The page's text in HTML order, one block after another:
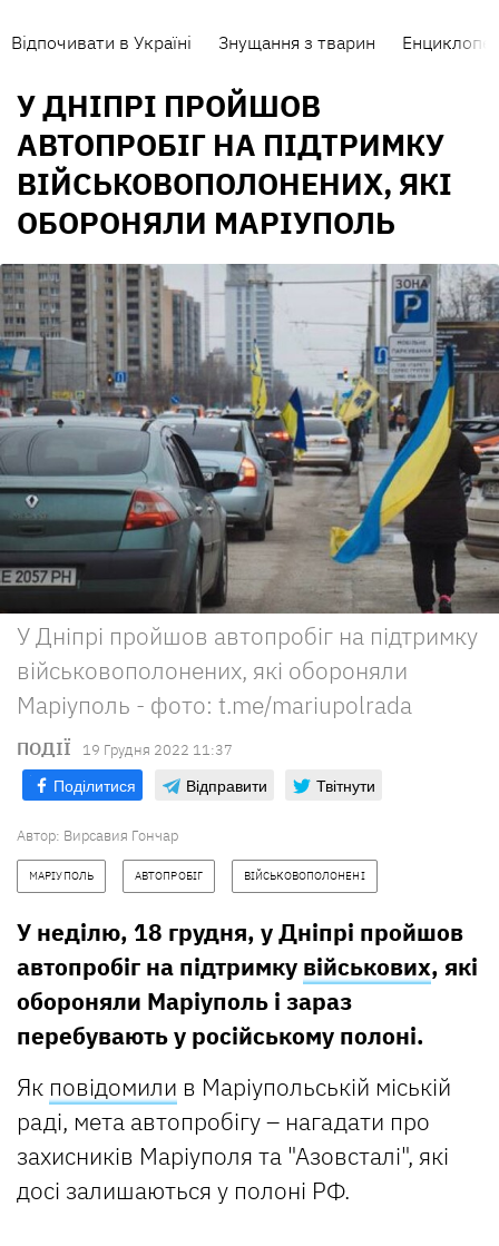
Відпочивати в Україні Знущання з тварин
У ДНІПРІ ПРОЙШОВ
АВТОПРОБІГ НА ПІДТРИМКУ
ВІЙСЬКОВОПОЛОНЕНИХ, ЯКІ
ОБОРОНЯЛИ МАРІУПОЛЬ
У Дніпрі пройшов автопробіг на підтримку
військовополонених, які обороняли
Маріуполь - фото: t.me/mariupolrada
ПОДІЇ 19 Грудня 2022 11:37
Поділитися Відправити Твітнути
Автор: Вирсавия Гончар
МАРІУПОЛЬ АВТОПРОБІГ ВІЙСЬКОВОПОЛОНЕНІ
У неділю, 18 грудня, у Дніпрі пройшов
автопробіг на підтримку військових, які
обороняли Маріуполь і зараз
перебувають у російському полоні.
Як повідомили в Маріупольській міській
раді, мета автопробігу – нагадати про
захисників Маріуполя та "Азовсталі", які
досі залишаються у полоні РФ.